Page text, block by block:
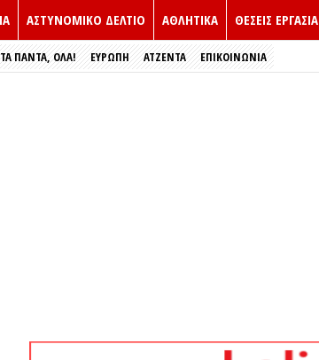
ΑΣΤΥΝΟΜΙΚΟ ΔΕΛΤΙΟ ΑΘΛΗΤΙΚΑ ΘΕΣΕΙΣ
ΤΑ ΠΑΝΤΑ, ΟΛΑ! ΕΥΡΏΠΗ ΑΤΖΕΝΤΑ ΕΠΙΚΟΙΝΩΝΙΑ